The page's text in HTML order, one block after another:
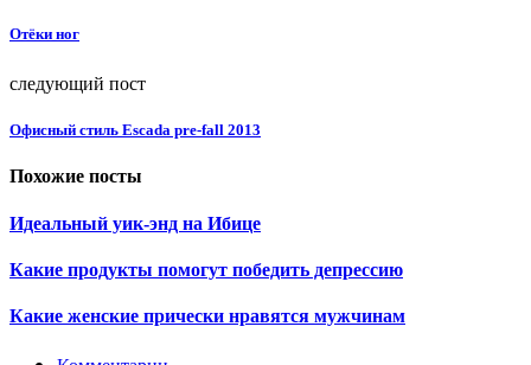
Отёки ног
следующий пост
Офисный стиль Escada pre-fall 2013
Похожие посты
Идеальный уик-энд на Ибице
Какие продукты помогут победить депрессию
Какие женские прически нравятся мужчинам